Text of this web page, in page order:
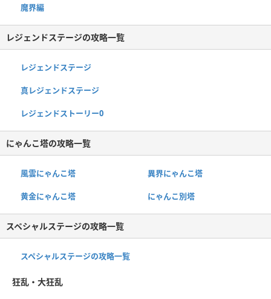
魔界編
レジェンドステージの攻略一覧
レジェンドステージ
真レジェンドステージ
レジェンドストーリー0
にゃんこ塔の攻略一覧
風雲にゃんこ塔 異界にゃんこ塔
黄金にゃんこ塔 にゃんこ別塔
スペシャルステージの攻略一覧
スペシャルステージの攻略一覧
狂乱・大狂乱